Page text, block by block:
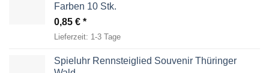
Farben 10 Stk.
0,85 €
Lieferzeit: 1-3 Tage
Spieluhr Rennsteiglied Souvenir Thüringer